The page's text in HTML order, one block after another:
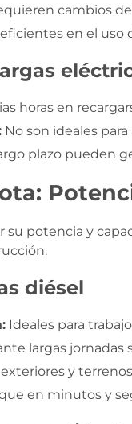
cambios
en el uso
horas en
No son ideales
plazo pueden
su potencia y
diésel
Ideales para
largas jornadas
y
en minutos y